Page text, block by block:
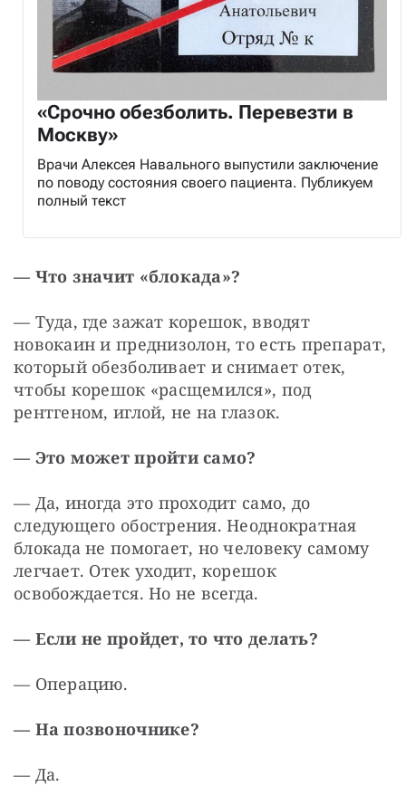
«Срочно обезболить. Перевезти в
Москву»
Врачи Алексея Навального выпустили заключение
по поводу состояния своего пациента. Публикуем
полный текст
— Что значит «блокада»?
— Туда, где зажат корешок, вводят
новокаин и преднизолон, то есть препарат,
который обезболивает и снимает отек,
чтобы корешок «расщемился», под
рентгеном, иглой, не на глазок.
— Это может пройти само?
— Да, иногда это проходит само, до
следующего обострения. Неоднократная
блокада не помогает, но человеку самому
легчает. Отек уходит, корешок
освобождается. Но не всегда.
— Если не пройдет, то что делать?
— Операцию.
— На позвоночнике?
— Да.